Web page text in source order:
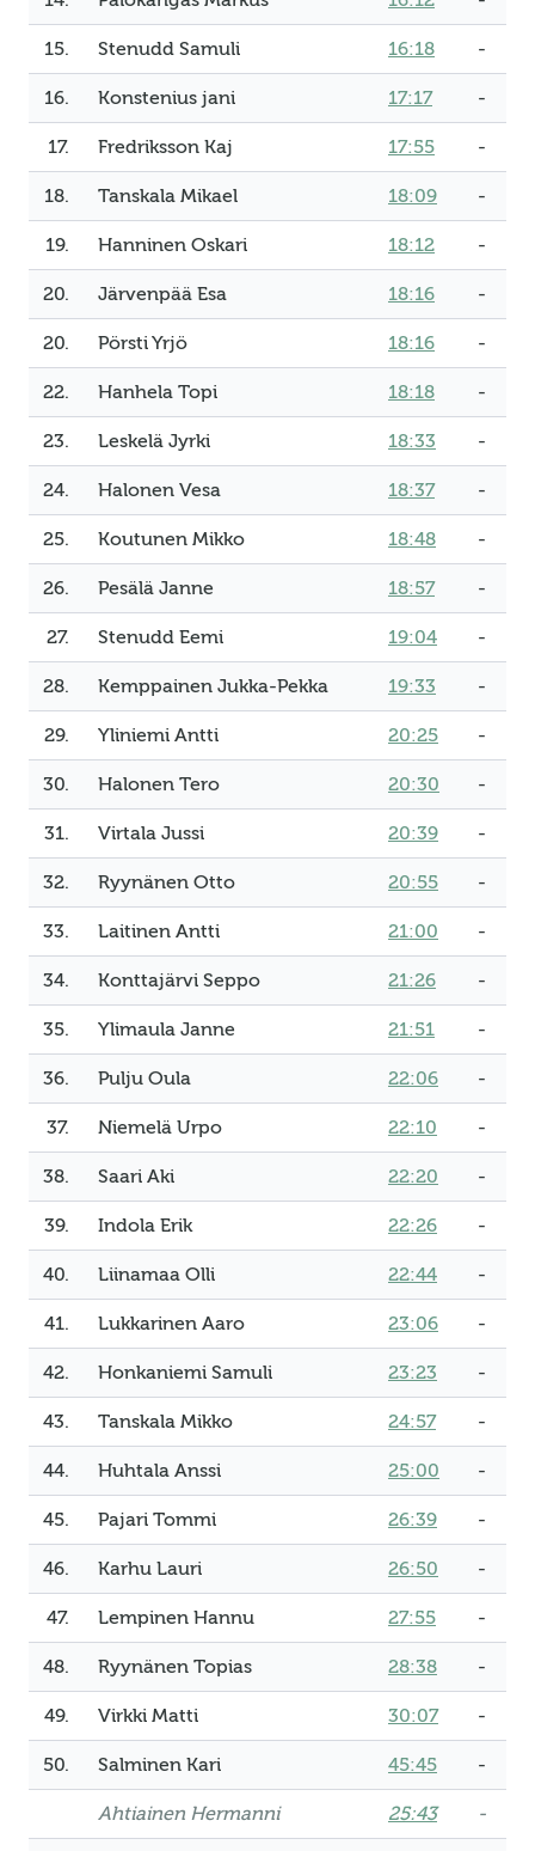
15. Stenudd Samuli 16:18 -
16. Konstenius jani 17:17 -
17. Fredriksson Kaj 17:55 -
18. Tanskala Mikael 18:09 -
19. Hanninen Oskari 18:12 -
20. Järvenpää Esa 18:16 -
20. Pörsti Yrjö 18:16 -
22. Hanhela Topi 18:18 -
23. Leskelä Jyrki 18:33 -
24. Halonen Vesa 18:37 -
25. Koutunen Mikko 18:48 -
26. Pesälä Janne 18:57 -
27. Stenudd Eemi 19:04 -
28. Kemppainen Jukka-Pekka 19:33 -
29. Yliniemi Antti 20:25 -
30. Halonen Tero 20:30 -
31. Virtala Jussi 20:39 -
32. Ryynänen Otto 20:55 -
33. Laitinen Antti 21:00 -
34. Konttajärvi Seppo 21:26 -
35. Ylimaula Janne 21:51 -
36. Pulju Oula 22:06 -
37. Niemelä Urpo 22:10 -
38. Saari Aki 22:20 -
39. Indola Erik 22:26 -
40. Liinamaa Olli 22:44 -
41. Lukkarinen Aaro 23:06 -
42. Honkaniemi Samuli 23:23 -
43. Tanskala Mikko 24:57 -
44. Huhtala Anssi 25:00 -
45. Pajari Tommi 26:39 -
46. Karhu Lauri 26:50 -
47. Lempinen Hannu 27:55 -
48. Ryynänen Topias 28:38 -
49. Virkki Matti 30:07 -
50. Salminen Kari 45:45 -
Ahtiainen Hermanni 25:43 -